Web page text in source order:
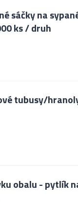
sáčky na
ks / druh
tubusy/
obalu - pytlík